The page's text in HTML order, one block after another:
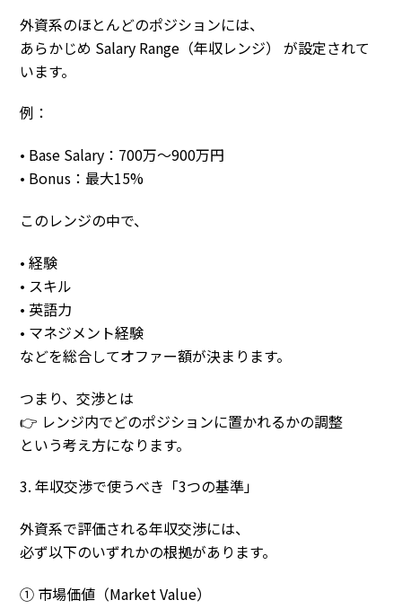
外資系のほとんどのポジションには、
あらかじめ Salary Range（年収レンジ） が設定されて
います。
例：
• Base Salary：700万〜900万円
• Bonus：最大15%
このレンジの中で、
• 経験
• スキル
• 英語力
• マネジメント経験
などを総合してオファー額が決まります。
つまり、交渉とは
👉 レンジ内でどのポジションに置かれるかの調整
という考え方になります。
3. 年収交渉で使うべき「3つの基準」
外資系で評価される年収交渉には、
必ず以下のいずれかの根拠があります。
① 市場価値（Market Value）